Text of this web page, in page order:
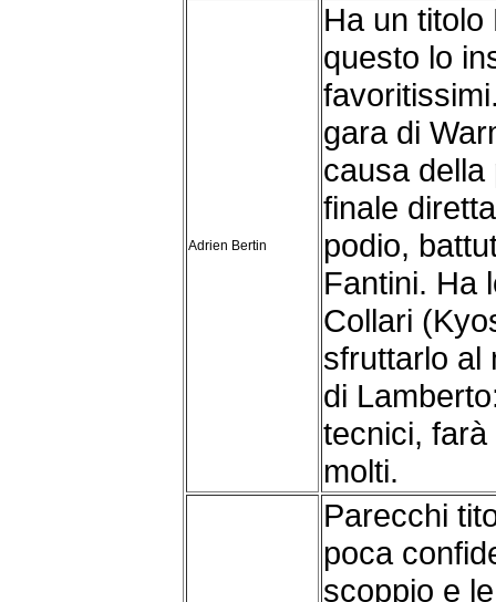
Adrien Bertin
Ha un titolo
questo lo
gara di
causa della
finale
podio,
Fantini. Ha
Collari
sfruttarlo al
di
tecnici,
molti.
Parecchi
poca
scoppio e